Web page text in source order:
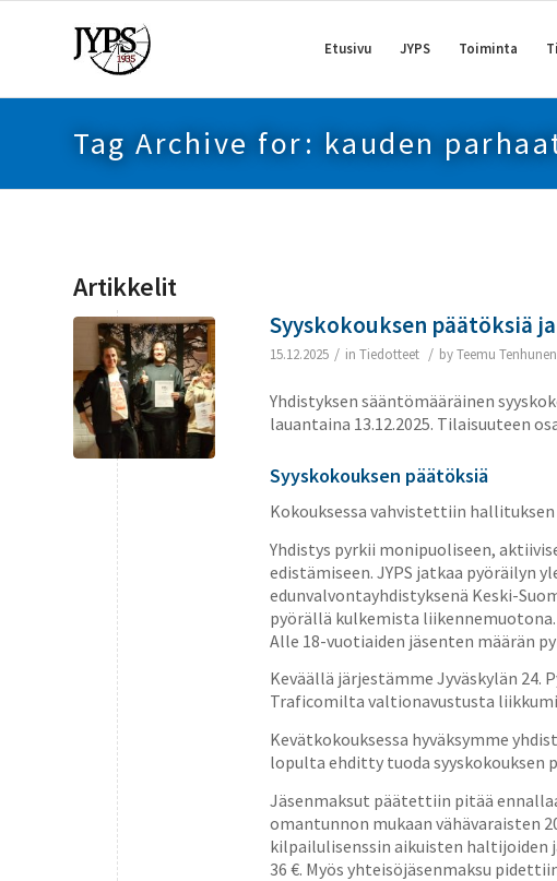
Etusivu JYPS Toiminta
Tag Archive for: kauden
Artikkelit
Syyskokouksen päätöksiä
15.12.2025 / in Tiedotteet / byTeemu Tenhunen
Yhdistyksen sääntömääräinen
lauantaina 13.12.2025. Tilaisuuteen
Syyskokouksen päätöksiä
Kokouksessa vahvistettiin
Yhdistys pyrkii monipuoliseen,
edistämiseen. JYPS jatkaa pyöräilyn
edunvalvontayhdistyksenä Keski-
pyörällä kulkemista liikennemuotona.
Alle 18-vuotiaiden jäsenten määrän
Keväällä järjestämme Jyväskylän 24.
Traficomilta valtionavustusta
Kevätkokouksessa hyväksymme
lopulta ehditty tuoda syyskokouksen
Jäsenmaksut päätettiin pitää
omantunnon mukaan vähävaraisten
kilpailulisenssin aikuisten haltijoiden
36 €. Myös yhteisöjäsenmaksu